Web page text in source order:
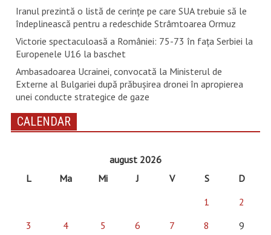
Iranul prezintă o listă de cerinţe pe care SUA trebuie să le
îndeplinească pentru a redeschide Strâmtoarea Ormuz
Victorie spectaculoasă a României: 75-73 în fața Serbiei la
Europenele U16 la baschet
Ambasadoarea Ucrainei, convocată la Ministerul de
Externe al Bulgariei după prăbușirea dronei în apropierea
unei conducte strategice de gaze
CALENDAR
august 2026
L
Ma Mi J V S
D
1
2
3
4 5 6 7 8
9